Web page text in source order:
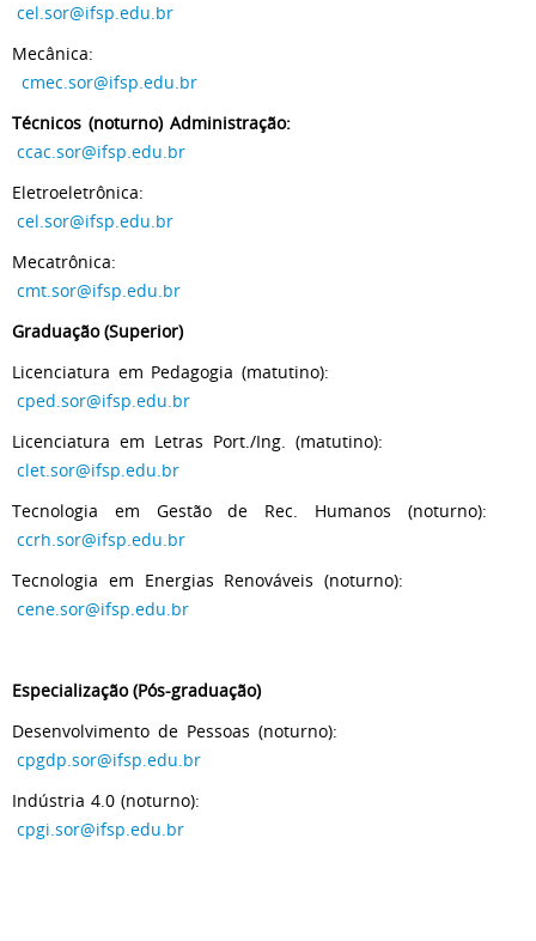
cel.sor@ifsp.edu.br
Mecânica:
cmec.sor@ifsp.edu.br
Técnicos (noturno) Administração:
ccac.sor@ifsp.edu.br
Eletroeletrônica:
cel.sor@ifsp.edu.br
Mecatrônica:
cmt.sor@ifsp.edu.br
Graduação (Superior)
Licenciatura em Pedagogia (matutino):
cped.sor@ifsp.edu.br
Licenciatura em Letras Port./Ing. (matutino):
clet.sor@ifsp.edu.br
Tecnologia em Gestão de Rec. Humanos (noturno):
ccrh.sor@ifsp.edu.br
Tecnologia em Energias Renováveis (noturno):
cene.sor@ifsp.edu.br
Especialização (Pós-graduação)
Desenvolvimento de Pessoas (noturno):
cpgdp.sor@ifsp.edu.br
Indústria 4.0 (noturno):
cpgi.sor@ifsp.edu.br